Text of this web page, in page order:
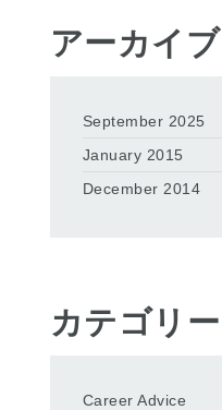
アーカイブ
September 2025
January 2015
December 2014
カテゴリー
Career Advice